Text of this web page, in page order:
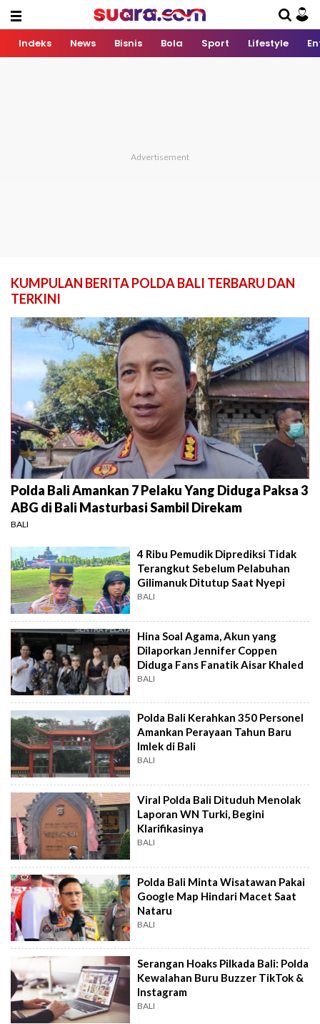
Indeks News Bisnis Bola Sport Lifestyle
KUMPULAN BERITA POLDA BALI TERBARU DAN
TERKINI
Polda Bali Amankan 7 Pelaku Yang Diduga Paksa 3
ABG di Bali Masturbasi Sambil Direkam
BALI
4 Ribu Pemudik Diprediksi Tidak
Terangkut Sebelum Pelabuhan
Gilimanuk Ditutup Saat Nyepi
BALI
Hina Soal Agama, Akun yang
Dilaporkan Jennifer Coppen
Diduga Fans Fanatik Aisar Khaled
BALI
Polda Bali Kerahkan 350 Personel
Amankan Perayaan Tahun Baru
Imlek di Bali
BALI
Viral Polda Bali Dituduh Menolak
Laporan WN Turki, Begini
Klarifikasinya
BALI
Polda Bali Minta Wisatawan Pakai
Google Map Hindari Macet Saat
Nataru
BALI
Serangan Hoaks Pilkada Bali: Polda
Kewalahan Buru Buzzer TikTok &
Instagram
BALI